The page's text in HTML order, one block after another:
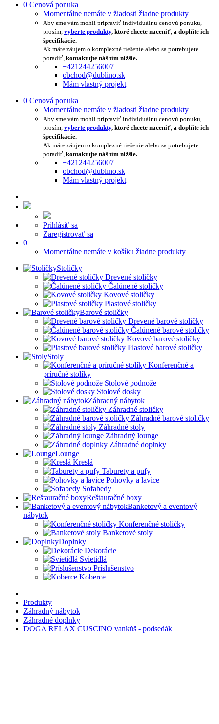
0 Cenová ponuka
Momentálne nemáte v žiadosti žiadne produkty
Aby sme vám mohli pripraviť individuálnu cenovú ponuku,
prosím, vyberte produkty, ktoré chcete naceniť, a doplňte ich
špecifikácie.
Ak máte záujem o komplexné riešenie alebo sa potrebujete
poradiť, kontaktujte náš tím nižšie.
+421244256007
obchod@dublino.sk
Mám vlastný projekt
0 Cenová ponuka
Momentálne nemáte v žiadosti žiadne produkty
Aby sme vám mohli pripraviť individuálnu cenovú ponuku,
prosím, vyberte produkty, ktoré chcete naceniť, a doplňte ich
špecifikácie.
Ak máte záujem o komplexné riešenie alebo sa potrebujete
poradiť, kontaktujte náš tím nižšie.
+421244256007
obchod@dublino.sk
Mám vlastný projekt
Prihlásiť sa
Zaregistrovať sa
0
Momentálne nemáte v košíku žiadne produkty
Stoličky
Drevené stoličky
Čalúnené stoličky
Kovové stoličky
Plastové stoličky
Barové stoličky
Drevené barové stoličky
Čalúnené barové stoličky
Kovové barové stoličky
Plastové barové stoličky
Stoly
Konferenčné a
príručné stolíky
Stolové podnože
Stolové dosky
Záhradný nábytok
Záhradné stoličky
Záhradné barové stoličky
Záhradné stoly
Záhradný lounge
Záhradné doplnky
Lounge
Kreslá
Taburety a pufy
Pohovky a lavice
Sofabedy
Reštauračné boxy
Banketový a eventový
nábytok
Konferenčné stoličky
Banketové stoly
Doplnky
Dekorácie
Svietidlá
Príslušenstvo
Koberce
Produkty
Záhradný nábytok
Záhradné doplnky
DOGA RELAX CUSCINO vankúš - podsedák